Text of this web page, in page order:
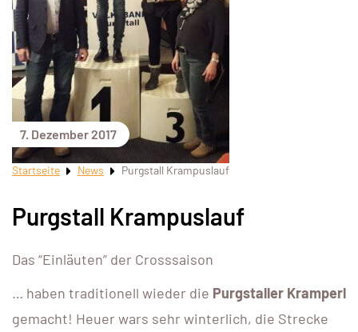
7. Dezember 2017
Startseite News Purgstall Krampuslauf
Purgstall Krampuslauf
Das “Einläuten” der Crosssaison
… haben traditionell wieder die Purgstaller Kramperl
gemacht! Heuer wars sehr winterlich, die Strecke